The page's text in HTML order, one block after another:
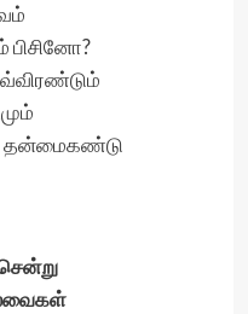
பிசினோ?
தன்மைகண்டு